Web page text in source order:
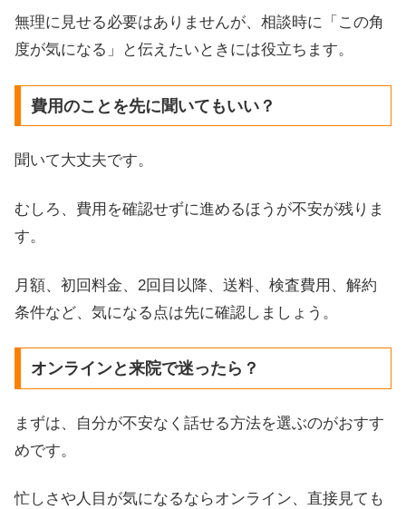
無理に見せる必要はありませんが、相談時に「この角
度が気になる」と伝えたいときには役立ちます。
費用のことを先に聞いてもいい？
聞いて大丈夫です。
むしろ、費用を確認せずに進めるほうが不安が残りま
す。
月額、初回料金、2回目以降、送料、検査費用、解約
条件など、気になる点は先に確認しましょう。
オンラインと来院で迷ったら？
まずは、自分が不安なく話せる方法を選ぶのがおすす
めです。
忙しさや人目が気になるならオンライン、直接見ても